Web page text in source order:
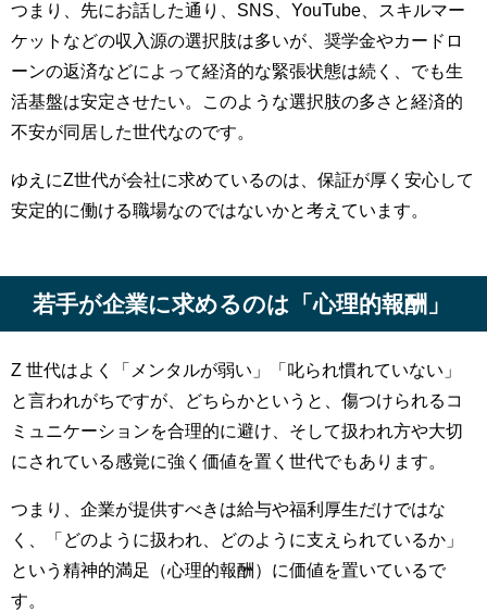
つまり、先にお話した通り、SNS、YouTube、スキルマー
ケットなどの収入源の選択肢は多いが、奨学金やカードロ
ーンの返済などによって経済的な緊張状態は続く、でも生
活基盤は安定させたい。このような選択肢の多さと経済的
不安が同居した世代なのです。
ゆえにZ世代が会社に求めているのは、保証が厚く安心して
安定的に働ける職場なのではないかと考えています。
若手が企業に求めるのは「心理的報酬」
Z 世代はよく「メンタルが弱い」「叱られ慣れていない」
と言われがちですが、どちらかというと、傷つけられるコ
ミュニケーションを合理的に避け、そして扱われ方や大切
にされている感覚に強く価値を置く世代でもあります。
つまり、企業が提供すべきは給与や福利厚生だけではな
く、「どのように扱われ、どのように支えられているか」
という精神的満足（心理的報酬）に価値を置いているで
す。